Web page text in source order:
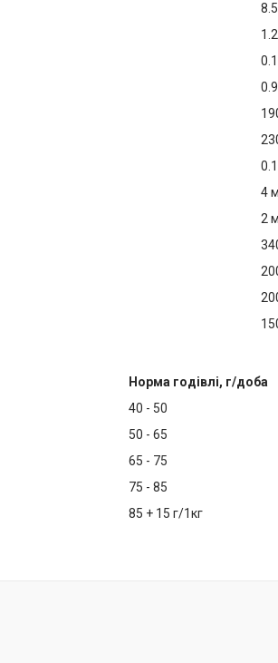
4
2
Норма годівлі, г/доба
40 - 50
50 - 65
65 - 75
75 - 85
85 + 15 г/1кг